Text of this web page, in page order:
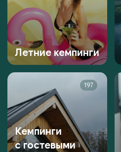
Летние кемпинги
197
Кемпинги
с гостевыми